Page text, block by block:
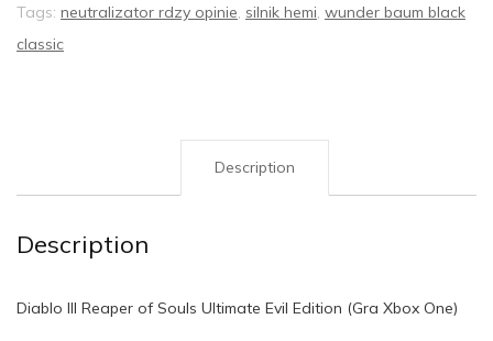
Tags: neutralizator rdzy opinie, silnik hemi, wunder baum black
classic
Description
Description
Diablo III Reaper of Souls Ultimate Evil Edition (Gra Xbox One)